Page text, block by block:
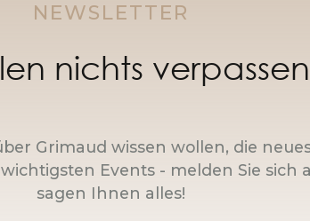
NEWSLETTER
nichts
Grimaud wissen wollen, die
Events - melden Sie sich
sagen Ihnen alles!